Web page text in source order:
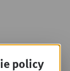
policy